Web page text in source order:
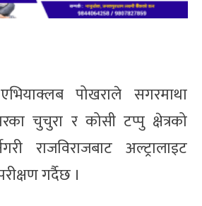
पोखराले सगरमाथा
चुचुरा र कोसी टप्पु क्षेत्रको
राजविराजबाट अल्ट्रालाइट
गर्दैछ ।